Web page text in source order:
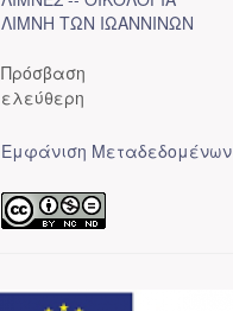
ΛΙΜΝΗ ΤΩΝ ΙΩΑΝΝΙΝΩΝ
Πρόσβαση
ελεύθερη
Εμφάνιση Μεταδεδομένων